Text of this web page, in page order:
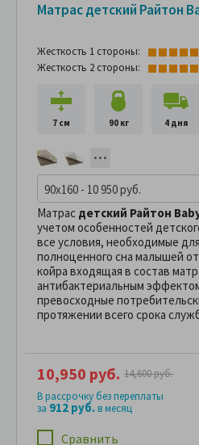
Матрас детский Райтон
Жесткость 1 стороны:
Жесткость 2 стороны:
7 см 90 кг 4 дня
90x160 - 10 950 руб.
Матрас детский Райтон
учетом особенностей
все условия, необходимые
полноценного сна малышей
койра входящая в состав
антибактериальным
превосходные
протяжении всего срока
Сравнить
10,950 руб. 14,600 руб.
В рассрочку без переплаты
за 912 руб.в месяц